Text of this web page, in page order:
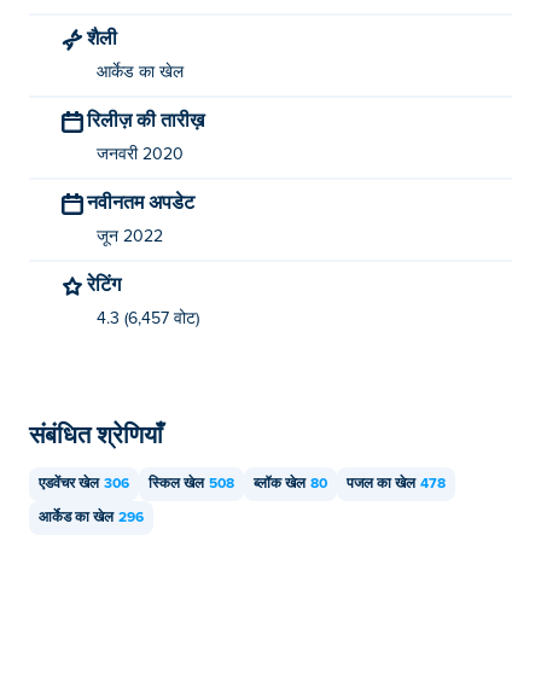
शैली
आर्केड का खेल
रिलीज़ की तारीख़
जनवरी 2020
नवीनतम अपडेट
जून 2022
रेटिंग
4.3 (6,457 वोट)
संबंधित श्रेणियाँ
एडवेंचर खेल 306 स्किल खेल 508 ब्लॉक खेल 80 पजल का खेल 478
आर्केड का खेल 296